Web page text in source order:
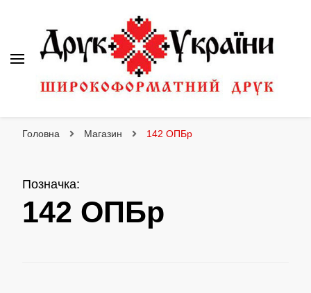
Головна Магазин 142 ОПБр
Позначка:
142 ОПБр